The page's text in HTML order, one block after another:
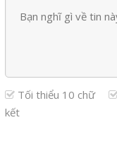
Tối thiểu 10 chữ
kết